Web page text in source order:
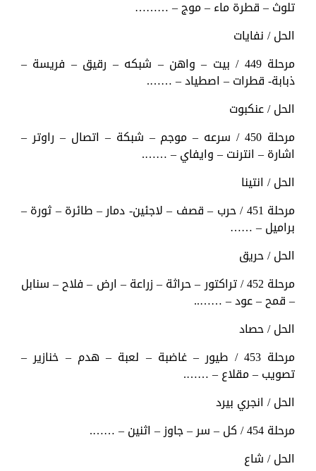
تلوث – قطرة ماء – موج – ………
الحل / نفايات
مرحلة 449 / بيت – واهن – شبكه – رقيق – فريسة –
ذبابة- قطرات – اصطياد – …….
الحل / عنكبوت
مرحلة 450 / سرعه – موجم – شبكة – اتصال – راوتر –
اشارة – انترنت – وايفاي – …….
الحل / انتينا
مرحلة 451 / حرب – قصف – لاجئين- دمار – طائرة – ثورة –
براميل – ……
الحل / حريق
مرحلة 452 / تراكتور – حراثة – زراعة – ارض – فلاح – سنابل
– قمح – عود – ……..
الحل / حصاد
مرحلة 453 / طيور – غاضبة – لعبة – هدم – خنازير –
تصويب – مقلاع – …….
الحل / انجري بيرد
مرحلة 454 / كل – سر – جاوز – اثنين – …….
الحل / شاع